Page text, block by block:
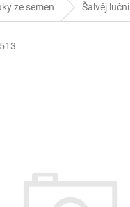
ze semen Šalvěj luční